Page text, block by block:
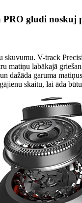
PRO gludi noskuj
skuvumu. V-track
matiņu labākajā
dažāda garuma
skaitu, lai āda